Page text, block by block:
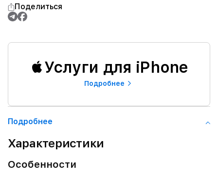
Поделиться
Услуги для iPhone
Подробнее
Подробнее
Характеристики
Особенности